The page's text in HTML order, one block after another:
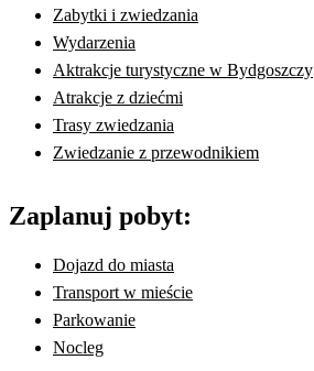
Zabytki i zwiedzania
Wydarzenia
Aktrakcje turystyczne w Bydgoszczy
Atrakcje z dziećmi
Trasy zwiedzania
Zwiedzanie z przewodnikiem
Zaplanuj pobyt:
Dojazd do miasta
Transport w mieście
Parkowanie
Nocleg